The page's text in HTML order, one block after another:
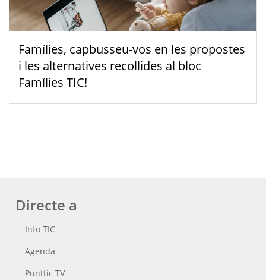
Famílies, capbusseu-vos en les propostes
i les alternatives recollides al bloc
Famílies TIC!
Directe a
Info TIC
Agenda
Punttic TV